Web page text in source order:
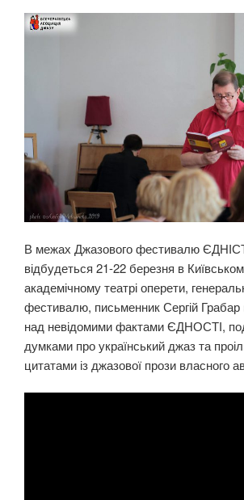
В межах Джазового фестивалю
відбудеться 21-22 березня в
академічному театрі оперети,
фестивалю, письменник Сергій Грабар
над невідомими фактами ЄДНОСТІ,
думками про український джаз та
цитатами із джазової прози власного